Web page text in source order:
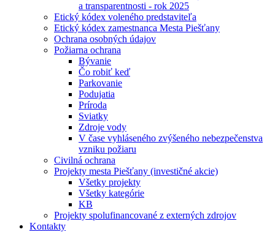
a transparentnosti - rok 2025
Etický kódex voleného predstaviteľa
Etický kódex zamestnanca Mesta Piešťany
Ochrana osobných údajov
Požiarna ochrana
Bývanie
Čo robiť keď
Parkovanie
Podujatia
Príroda
Sviatky
Zdroje vody
V čase vyhláseného zvýšeného nebezpečenstva
vzniku požiaru
Civilná ochrana
Projekty mesta Piešťany (investičné akcie)
Všetky projekty
Všetky kategórie
KB
Projekty spolufinancované z externých zdrojov
Kontakty